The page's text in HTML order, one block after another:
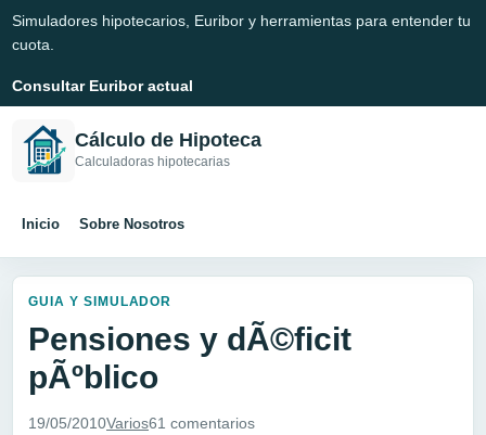
Simuladores hipotecarios, Euribor y herramientas para entender tu
cuota.
Consultar Euribor actual
Cálculo de Hipoteca
Calculadoras hipotecarias
Inicio Sobre Nosotros
GUIA Y SIMULADOR
Pensiones y dÃ©ficit
pÃºblico
19/05/2010Varios61 comentarios